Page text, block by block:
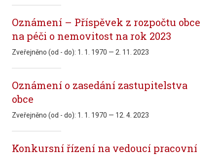
Oznámení – Příspěvek z rozpočtu obce
na péči o nemovitost na rok 2023
Zveřejněno (od - do): 1. 1. 1970 — 2. 11. 2023
Oznámení o zasedání zastupitelstva
obce
Zveřejněno (od - do): 1. 1. 1970 — 12. 4. 2023
Konkursní řízení na vedoucí pracovní